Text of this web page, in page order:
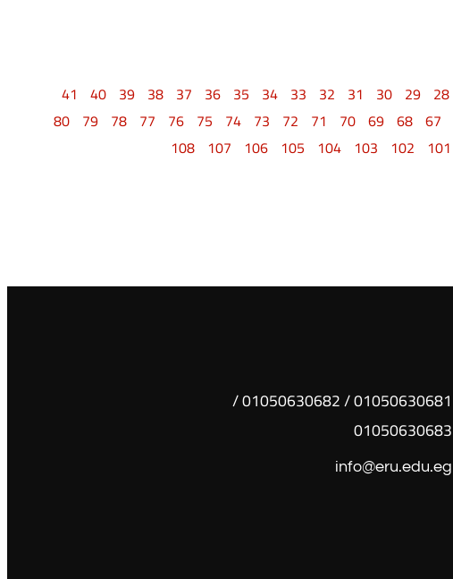
28
29
30
31
32
33
34
35
36
37
38
39
40
41
67
68
69
70
71
72
73
74
75
76
77
78
79
80
101
102
103
104
105
106
107
108
01050630681 / 01050630682 /
01050630683
info@eru.edu.eg